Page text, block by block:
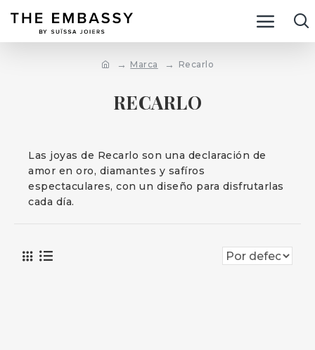
Marca Recarlo
RECARLO
Las joyas de Recarlo son una declaración de
amor en oro, diamantes y safíros
espectaculares, con un diseño para disfrutarlas
cada día.